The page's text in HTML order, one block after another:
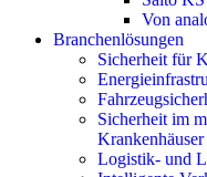
Von
Branchenlösungen
Sicherheit für
Sicherheit im
Krankenhäuser
Logistik- und